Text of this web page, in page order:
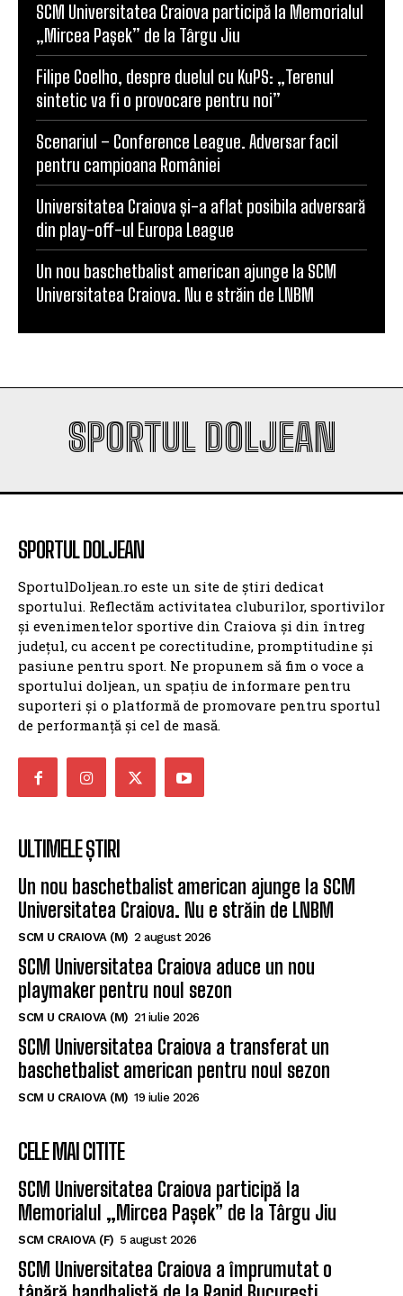
SCM Universitatea Craiova participă la Memorialul
„Mircea Pașek” de la Târgu Jiu
Filipe Coelho, despre duelul cu KuPS: „Terenul
sintetic va fi o provocare pentru noi”
Scenariul – Conference League. Adversar facil
pentru campioana României
Universitatea Craiova și-a aflat posibila adversară
din play-off-ul Europa League
Un nou baschetbalist american ajunge la SCM
Universitatea Craiova. Nu e străin de LNBM
SPORTUL DOLJEAN
SPORTUL DOLJEAN
SportulDoljean.ro este un site de știri dedicat
sportului. Reflectăm activitatea cluburilor, sportivilor
și evenimentelor sportive din Craiova și din întreg
județul, cu accent pe corectitudine, promptitudine și
pasiune pentru sport. Ne propunem să fim o voce a
sportului doljean, un spațiu de informare pentru
suporteri și o platformă de promovare pentru sportul
de performanță și cel de masă.
ULTIMELE ȘTIRI
Un nou baschetbalist american ajunge la SCM
Universitatea Craiova. Nu e străin de LNBM
SCM U CRAIOVA (M) 2 august 2026
SCM Universitatea Craiova aduce un nou
playmaker pentru noul sezon
SCM U CRAIOVA (M) 21 iulie 2026
SCM Universitatea Craiova a transferat un
baschetbalist american pentru noul sezon
SCM U CRAIOVA (M) 19 iulie 2026
CELE MAI CITITE
SCM Universitatea Craiova participă la
Memorialul „Mircea Pașek” de la Târgu Jiu
SCM CRAIOVA (F) 5 august 2026
SCM Universitatea Craiova a împrumutat o